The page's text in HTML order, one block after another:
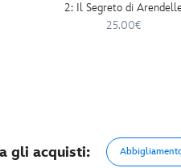
2: Il Segreto di
25.00€
gli acquisti: